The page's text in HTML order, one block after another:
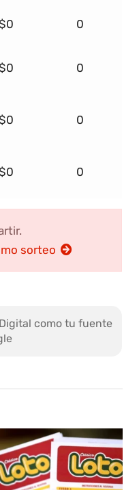
0
0
0
0
sorteo
como tu fuente